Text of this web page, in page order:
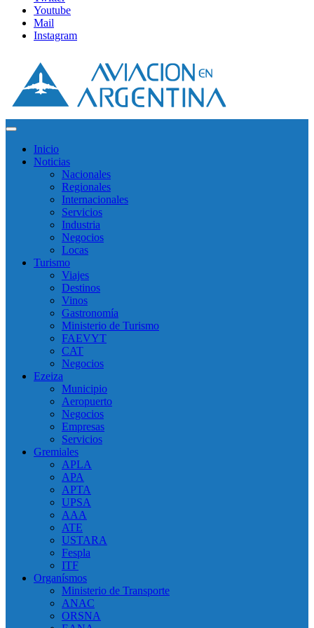
Youtube
Mail
Instagram
Inicio
Noticias
Nacionales
Regionales
Internacionales
Servicios
Industria
Negocios
Locas
Turismo
Viajes
Destinos
Vinos
Gastronomía
Ministerio de Turismo
FAEVYT
CAT
Negocios
Ezeiza
Municipio
Aeropuerto
Negocios
Empresas
Servicios
Gremiales
APLA
APA
APTA
UPSA
AAA
ATE
USTARA
Fespla
ITF
Organísmos
Ministerio de Transporte
ANAC
ORSNA